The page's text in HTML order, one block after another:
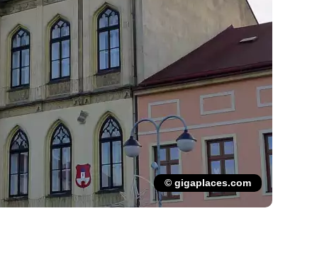
© gigaplaces.com